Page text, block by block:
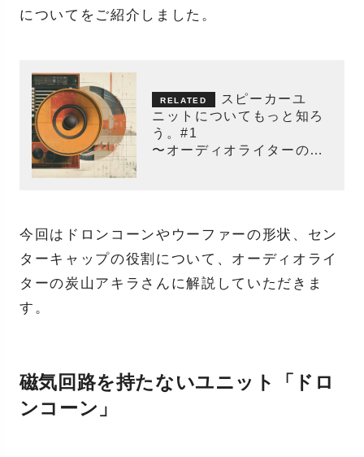
についてをご紹介しました。
スピーカーユ
ニットについてもっと知ろ
う。#1
〜オーディオライターのレ
今回はドロンコーンやウーファーの形状、セン
ターキャップの役割について、オーディオライ
ターの炭山アキラさんに解説していただきま
す。
磁気回路を持たないユニット「ドロ
ンコーン」